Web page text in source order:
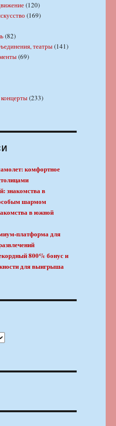
(120)
(169)
(82)
театры(141)
(69)
(233)
комфортное
знакомства в
шармом
в южной
платформа для
800% бонус и
для выигрыша